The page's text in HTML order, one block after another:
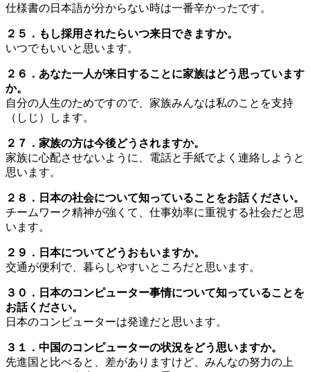
仕様書の日本語が分からない時は一番辛かったです。
２５．もし採用されたらいつ来日できますか。
いつでもいいと思います。
２６．あなた一人が来日することに家族はどう思っています
か。
自分の人生のためですので、家族みんなは私のことを支持
（しじ）します。
２７．家族の方は今後どうされますか。
家族に心配させないように、電話と手紙でよく連絡しようと
思います。
２８．日本の社会について知っていることをお話ください。
チームワーク精神が強くて、仕事効率に重視する社会だと思
います。
２９．日本についてどうおもいますか。
交通が便利で、暮らしやすいところだと思います。
３０．日本のコンピューター事情について知っていることを
お話ください。
日本のコンピューターは発達だと思います。
３１．中国のコンピューターの状況をどう思いますか。
先進国と比べると、差がありますけど、みんなの努力の上